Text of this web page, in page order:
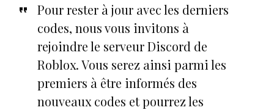
Pour rester à jour avec les derniers
codes, nous vous invitons à
rejoindre le serveur Discord de
Roblox. Vous serez ainsi parmi les
premiers à être informés des
nouveaux codes et pourrez les